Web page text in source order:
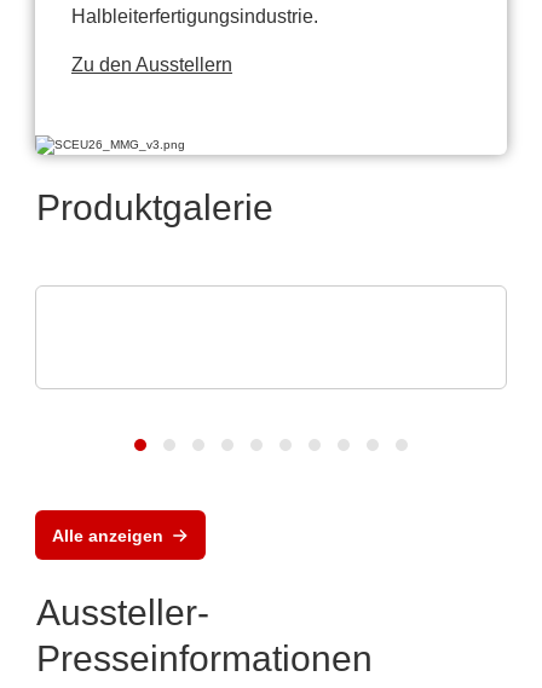
Halbleiterfertigungsindustrie.
Zu den Ausstellern
Produktgalerie
Alle anzeigen
Aussteller-
Presseinformationen